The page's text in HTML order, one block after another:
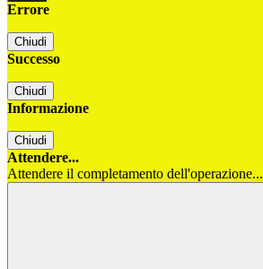
Errore
Chiudi
Successo
Chiudi
Informazione
Chiudi
Attendere...
Attendere il completamento dell'operazione...